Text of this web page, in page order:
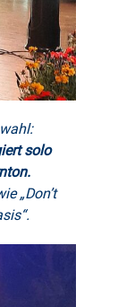
solo
„Don’t